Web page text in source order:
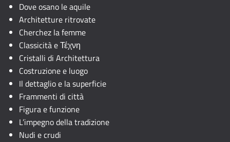
Dove osano le aquile
Architetture ritrovate
Cherchez la femme
Classicità e Τέχνη
Cristalli di Architettura
Costruzione e luogo
Il dettaglio e la superficie
Frammenti di città
Figura e funzione
L’impegno della tradizione
Nudi e crudi